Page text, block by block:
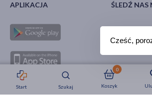
Strefa okazji Nowości
Start Szukaj Koszyk
0
APLIKACJA ŚLEDŹ NAS
Cześć,